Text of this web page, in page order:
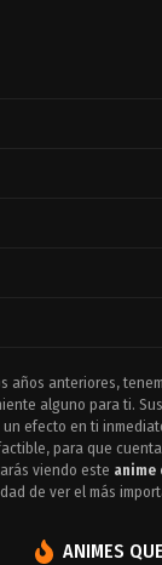
años anteriores,
alguno para ti.
efecto en ti
para que
viendo este
de ver el más
ANIMES